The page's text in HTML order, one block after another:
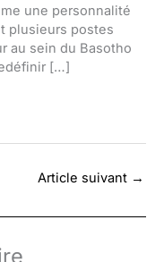
une personnalité
plusieurs postes
au sein du Basotho
[…]
Article suivant →